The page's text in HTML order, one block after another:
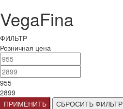
VegaFina
ФИЛЬТР
Розничная цена
955
2899
ПРИМЕНИТЬ
СБРОСИТЬ ФИЛЬТР